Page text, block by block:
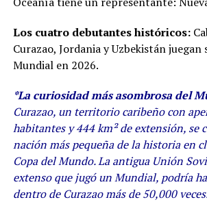
Los cuatro debutantes históricos:
Curazao, Jordania y Uzbekistán
Mundial en 2026.
*La curiosidad más asombrosa del
Curazao, un territorio caribeño con
habitantes y 444 km² de extensión, se
nación más pequeña de la historia en
Copa del Mundo. La antigua Unión
extenso que jugó un Mundial, podría
dentro de Curazao más de 50,000